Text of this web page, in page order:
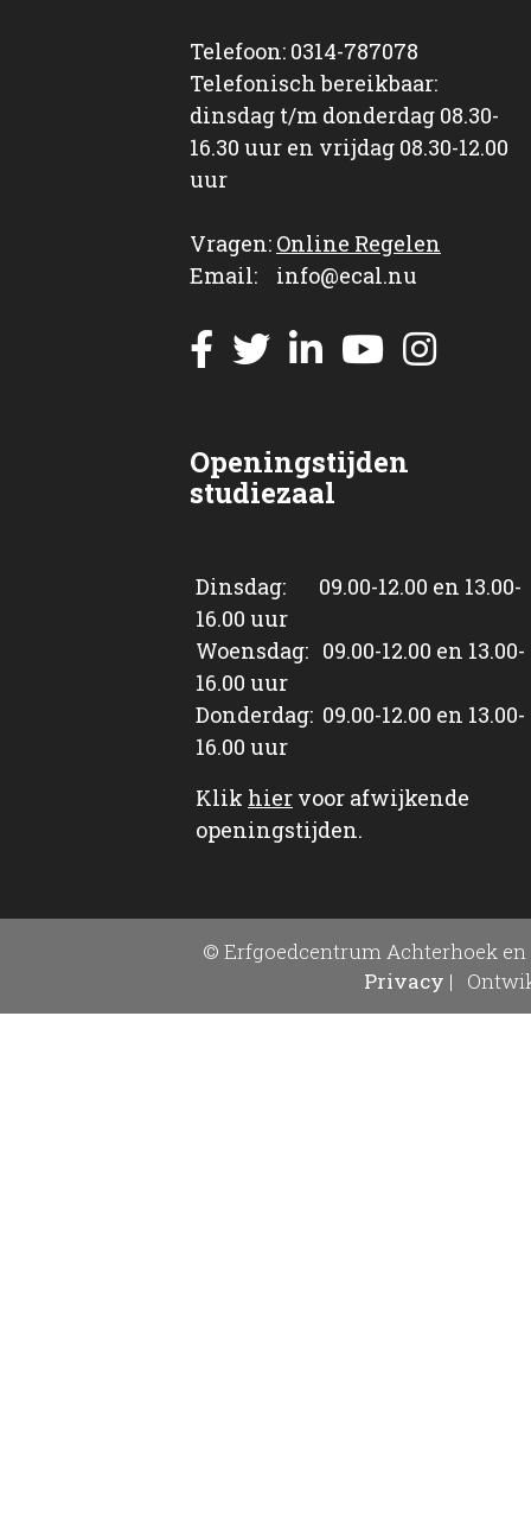
Telefoon: 0314-787078
Telefonisch bereikbaar:
dinsdag t/m donderdag 08.30-
16.30 uur en vrijdag 08.30-12.00
uur
Vragen: Online Regelen
Email: info@ecal.nu
Openingstijden
studiezaal
Dinsdag: 09.00-12.00 en 13.00-
16.00 uur
Woensdag: 09.00-12.00 en 13.00-
16.00 uur
Donderdag: 09.00-12.00 en 13.00-
16.00 uur
Klik hier voor afwijkende
openingstijden.
© Erfgoedcentrum Achterhoek en
Privacy |